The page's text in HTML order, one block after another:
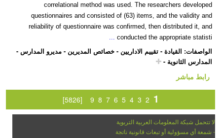
correlational method was used. The researchers developed
questionnaires and consisted of (63) items, and the validity and
reliability of questionnaire was confirmed, then distributed it, and
conducted the appropriate statisti
الواصفات: القيادة -تقييم الاداريين -خصائص المديرين -مديرو المدارس -
المدارس الثانوية -
رابط مباشر
1
2
3
4
5
6
7
8
9
[5826]
لا تتحمل شبكة المعلومات العربية التربوية
- شمعة أي مسؤولية أو تبعات قانونية ناتجة